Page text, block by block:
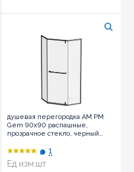
душевая перегородка AM.PM
Gem 90x90 распашные,
прозрачное стекло, черный
Ед изм:шт
1